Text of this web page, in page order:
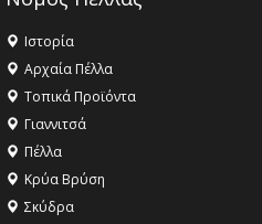
Ιστορία
Αρχαία Πέλλα
Τοπικά Προϊόντα
Γιαννιτσά
Πέλλα
Κρύα Βρύση
Σκύδρα